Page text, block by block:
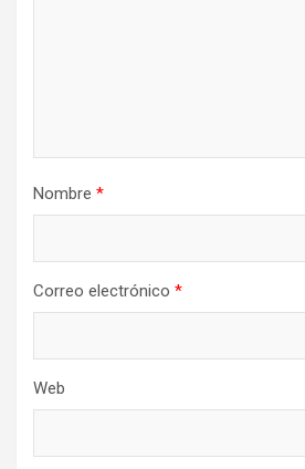
Nombre *
Correo electrónico *
Web